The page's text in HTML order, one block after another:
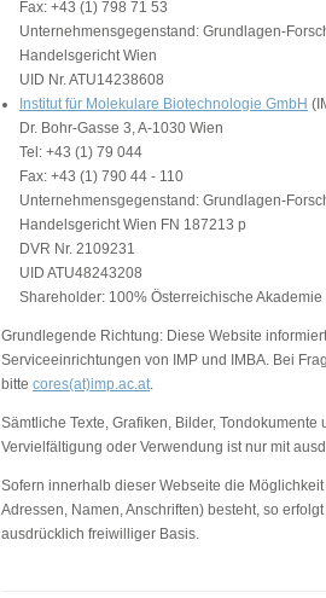
Fax: +43 (1) 798 71 53
Unternehmensgegenstand: Grundlagen-
Handelsgericht Wien
UID Nr. ATU14238608
Institut für Molekulare Biotechnologie GmbH
Dr. Bohr-Gasse 3, A-1030 Wien
Tel: +43 (1) 79 044
Fax: +43 (1) 790 44 - 110
Unternehmensgegenstand: Grundlagen-
Handelsgericht Wien FN 187213 p
DVR Nr. 2109231
UID ATU48243208
Shareholder: 100% Österreichische
Grundlegende Richtung: Diese Website
Serviceeinrichtungen von IMP und IMBA. Bei
bitte cores(at)imp.ac.at.
Sämtliche Texte, Grafiken, Bilder,
Vervielfältigung oder Verwendung ist nur mit
Sofern innerhalb dieser Webseite die
Adressen, Namen, Anschriften) besteht, so
ausdrücklich freiwilliger Basis.